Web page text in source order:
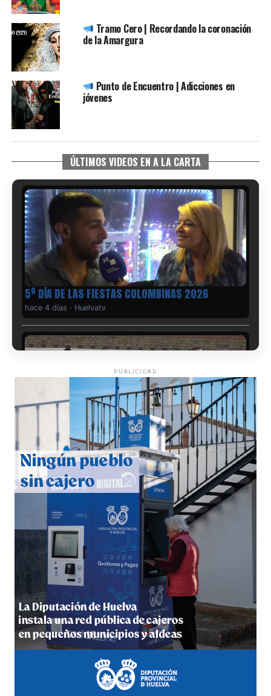
Tramo Cero | Recordando la coronación
de la Amargura
Punto de Encuentro | Adicciones en
jóvenes
ÚLTIMOS VIDEOS EN A LA CARTA
5º DÍA DE LAS FIESTAS COLOMBINAS 2026
hace 4 días · Huelvatv
CUARTA CORRIDA DE LAS FIESTAS COLOMBINAS
2026
hace 5 días·Huelvatv
4º DÍA DE LAS FIESTAS COLOMBINAS 2026
hace 5 días·Huelvatv
PUBLICIDAD